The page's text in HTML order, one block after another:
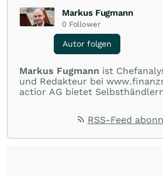
Markus Fugmann
0 Follower
Autor folgen
Markus Fugmann ist
und Redakteur bei
actior AG bietet
an allen gängigen Märkten der
Konditionen zu handeln.
RSS-Feed